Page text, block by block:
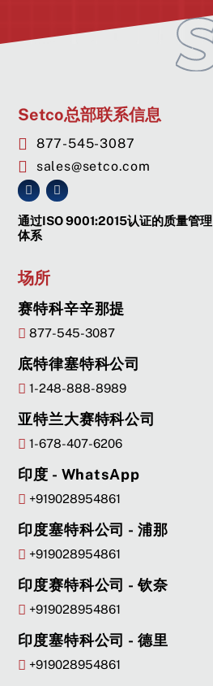
Setco总部联系信息
877-545-3087
sales@setco.com
通过ISO 9001:2015认证的质量管理
体系
场所
赛特科辛辛那提
877-545-3087
底特律塞特科公司
1-248-888-8989
亚特兰大赛特科公司
1-678-407-6206
印度 - WhatsApp
+919028954861
印度塞特科公司 - 浦那
+919028954861
印度赛特科公司 - 钦奈
+919028954861
印度塞特科公司 - 德里
+919028954861